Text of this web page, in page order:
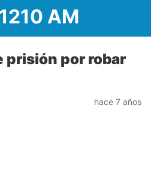
AM
prisión por robar
hace 7 años